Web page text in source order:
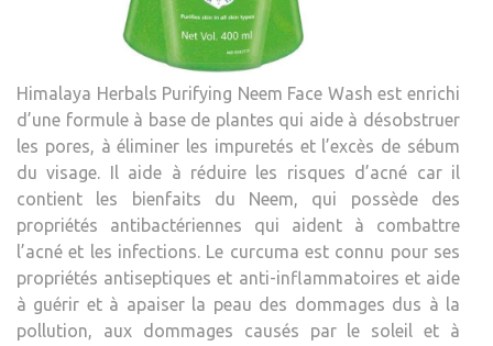
Himalaya Herbals Purifying Neem Face Wash est enrichi
d’une formule à base de plantes qui aide à désobstruer
les pores, à éliminer les impuretés et l’excès de sébum
du visage. Il aide à réduire les risques d’acné car il
contient les bienfaits du Neem, qui possède des
propriétés antibactériennes qui aident à combattre
l’acné et les infections. Le curcuma est connu pour ses
propriétés antiseptiques et anti-inflammatoires et aide
à guérir et à apaiser la peau des dommages dus à la
pollution, aux dommages causés par le soleil et à